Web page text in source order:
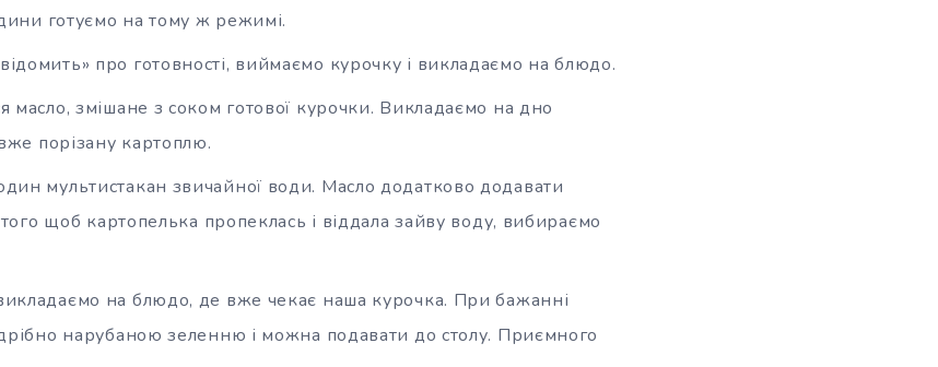
готуємо на тому ж режимі.
про готовності, виймаємо курочку і викладаємо на блюдо.
масло, змішане з соком готової курочки. Викладаємо на дно
порізану картоплю.
мультистакан звичайної води. Масло додатково додавати
щоб картопелька пропеклась і віддала зайву воду, вибираємо
на блюдо, де вже чекає наша курочка. При бажанні
нарубаною зеленню і можна подавати до столу. Приємного